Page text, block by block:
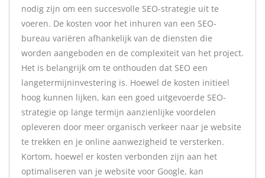
nodig zijn om een succesvolle SEO-strategie uit te
voeren. De kosten voor het inhuren van een SEO-
bureau variëren afhankelijk van de diensten die
worden aangeboden en de complexiteit van het project.
Het is belangrijk om te onthouden dat SEO een
langetermijninvestering is. Hoewel de kosten initieel
hoog kunnen lijken, kan een goed uitgevoerde SEO-
strategie op lange termijn aanzienlijke voordelen
opleveren door meer organisch verkeer naar je website
te trekken en je online aanwezigheid te versterken.
Kortom, hoewel er kosten verbonden zijn aan het
optimaliseren van je website voor Google, kan